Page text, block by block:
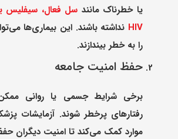
یا خطرناک مانند سل فعال، سیفلیس
HIV نداشته باشند. این بیماری‌ها
را به خطر بیندازند.
حفظ امنیت جامعه
برخی شرایط جسمی یا روانی
رفتارهای پرخطر شوند. آزمایشات
موارد کمک می‌کند تا امنیت دیگران